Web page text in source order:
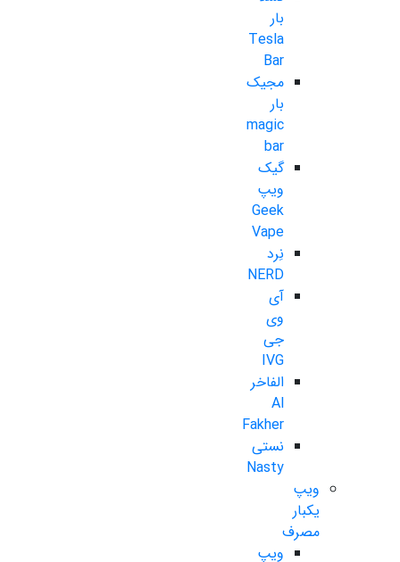
بار
Tesla
Bar
مجیک
بار
magic
bar
گیک
ویپ
Geek
Vape
نِرد
NERD
آی
وی
جی
IVG
الفاخر
Al
Fakher
نستی
Nasty
ویپ
یکبار
مصرف
ویپ